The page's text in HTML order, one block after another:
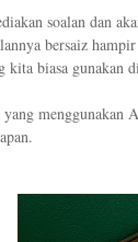
soalan dan
bersaiz
kita biasa gunakan
menggunakan